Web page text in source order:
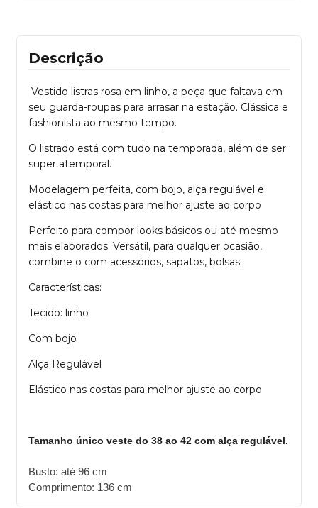
Descrição
Vestido listras rosa em linho, a peça que faltava em
seu guarda-roupas para arrasar na estação. Clássica e
fashionista ao mesmo tempo.
O listrado está com tudo na temporada, além de ser
super atemporal.
Modelagem perfeita, com bojo, alça regulável e
elástico nas costas para melhor ajuste ao corpo
Perfeito para compor looks básicos ou até mesmo
mais elaborados. Versátil, para qualquer ocasião,
combine o com acessórios, sapatos, bolsas.
Características:
Tecido: linho
Com bojo
Alça Regulável
Elástico nas costas para melhor ajuste ao corpo
Tamanho único veste do 38 ao 42 com alça regulável.
Busto: até 96 cm
Comprimento: 136 cm